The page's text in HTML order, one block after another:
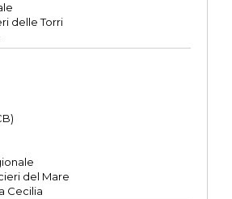
delle Torri
del Mare
Cecilia